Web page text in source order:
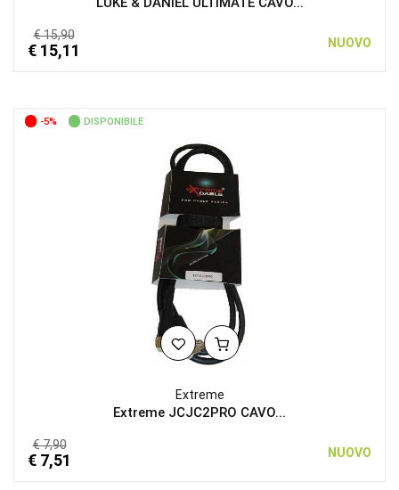
€ 15,90
€ 15,11 NUOVO
-5% DISPONIBILE
Extreme
Extreme JCJC2PRO CAVO...
€ 7,90
€ 7,51 NUOVO